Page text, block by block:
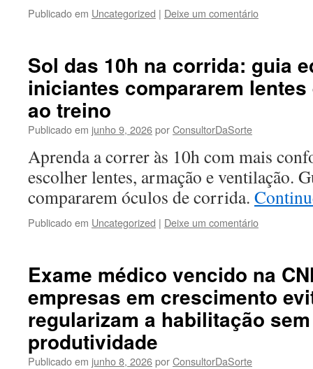
Publicado em Uncategorized | Deixe um comentário
Sol das 10h na corrida: guia
iniciantes compararem
ao treino
Publicado em junho 9, 2026porConsultorDaSorte
Aprenda a correr às 10h com mais
escolher lentes, armação e ventilação.
compararem óculos de corrida.
Publicado em Uncategorized | Deixe um comentário
Exame médico vencido na
empresas em crescimento
regularizam a habilitação
produtividade
Publicado em junho 8, 2026porConsultorDaSorte